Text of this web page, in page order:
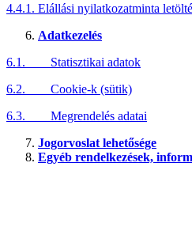
4.4.1. Elállási nyilatkozatminta
Adatkezelés
6.1. Statisztikai adatok
6.2. Cookie-k (sütik)
6.3. Megrendelés adatai
Jogorvoslat lehetősége
Egyéb rendelkezések,